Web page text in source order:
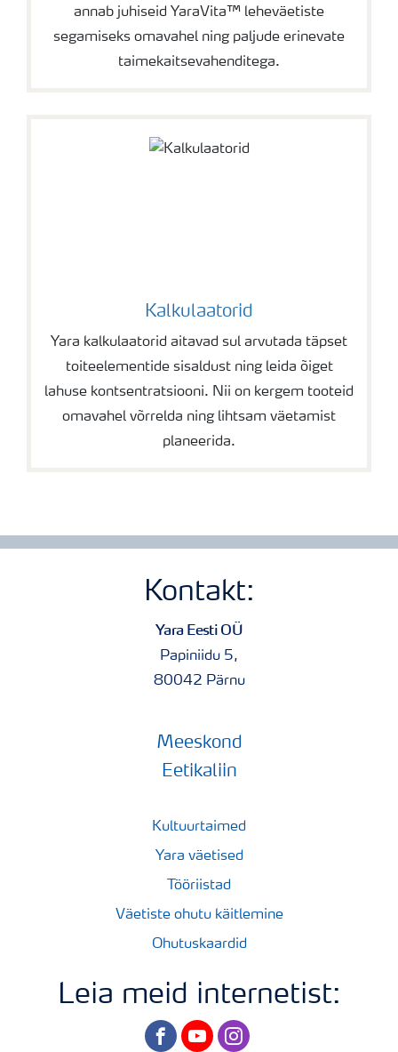
annab juhiseid YaraVita™ leheväetiste
segamiseks omavahel ning paljude erinevate
taimekaitsevahenditega.
Kalkulaatorid
Yara kalkulaatorid aitavad sul arvutada täpset
toiteelementide sisaldust ning leida õiget
lahuse kontsentratsiooni. Nii on kergem tooteid
omavahel võrrelda ning lihtsam väetamist
planeerida.
Kontakt:
Yara Eesti OÜ
Papiniidu 5,
80042 Pärnu
Meeskond
Eetikaliin
Kultuurtaimed
Yara väetised
Tööriistad
Väetiste ohutu käitlemine
Ohutuskaardid
Leia meid internetist:
facebookyoutubeinstagram